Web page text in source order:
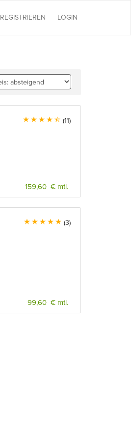
LOGIN
REGISTRIEREN
(11)
159,60 € mtl.
(3)
99,60 € mtl.